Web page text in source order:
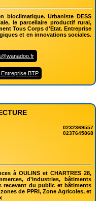
bioclimatique. Urbaniste DESS
le parcellaire productif rural,
Tous Corps d'Etat. Entreprise
et en innovations sociales.
BTP
0232369557
0237645868
à OULINS et CHARTRES 28,
d'industries, bâtiments
recevant du public et bâtiments
de PPRI, Zone Agricoles, et